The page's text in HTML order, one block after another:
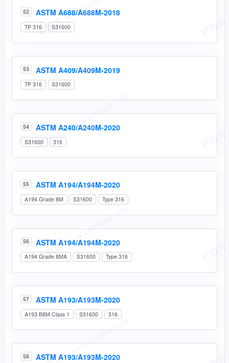
52 ASTM A688/A688M-2018
TP 316 S31600
53 ASTM A409/A409M-2019
TP 316 S31600
54 ASTM A240/A240M-2020
S31600 316
55 ASTM A194/A194M-2020
A194 Grade 8M S31600 Type 316
56 ASTM A194/A194M-2020
A194 Grade 8MA S31600 Type 316
57 ASTM A193/A193M-2020
A193 B8M Class 1 S31600 316
58 ASTM A193/A193M-2020